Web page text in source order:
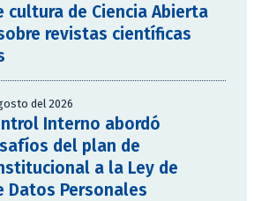
cultura de Ciencia Abierta
revistas científicas
del 2026
Interno abordó
del plan de
a la Ley de
Datos Personales